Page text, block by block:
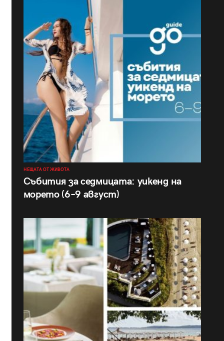
НЕЩАТА ОТ ЖИВОТА
Събития за седмицата: уикенд на
морето (6–9 август)